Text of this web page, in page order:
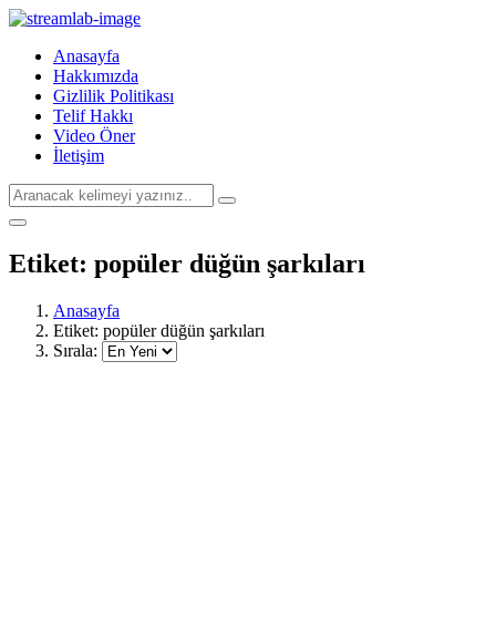
Anasayfa
Hakkımızda
Gizlilik Politikası
Telif Hakkı
Video Öner
İletişim
Etiket: popüler düğün şarkıları
Anasayfa
Etiket: popüler düğün şarkıları
Sırala: